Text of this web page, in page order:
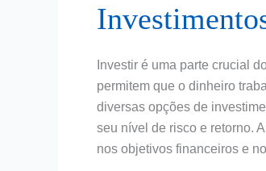
Investir é uma parte crucial
permitem que o dinheiro
diversas opções de
seu nível de risco e retorno.
nos objetivos financeiros e